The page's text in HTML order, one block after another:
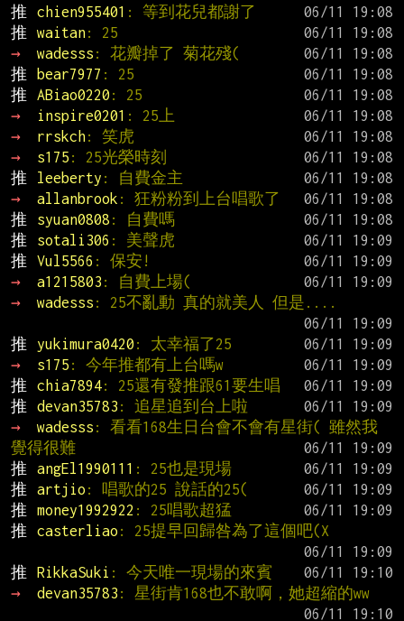
推
chien955401 : 等到花兒都謝了
推
waitan: 25
→
wadesss : 花瓣掉了 菊花殘(
推
bear7977 : 25
推
ABiao0220 : 25
→
inspire0201 : 25上
→
rrskch: 笑虎
→
s175 : 25光榮時刻
推
leeberty : 自費金主
→
allanbrook : 狂粉粉到上台唱歌了
推
syuan0808 : 自費嗎
推
sotali306 : 美聲虎
推
Vul5566 : 保安!
→
a1215803 : 自費上場(
→
wadesss : 25不亂動 真的就美人 但是....
推
yukimura0420 : 太幸福了25
→
s175 : 今年推都有上台嗎w
推
chia7894: 25還有發推跟61要生唱
推
devan35783 : 追星追到台上啦
→
wadesss : 看看168生日台會不會有星街( 雖然我
覺得很難
推
angEl1990111 : 25也是現場
推
artjio : 唱歌的25 說話的25(
推
money1992922 : 25唱歌超猛
推
casterliao : 25提早回歸咎為了這個吧(X
推
RikkaSuki : 今天唯一現場的來賓
→
devan35783 : 星街肯168也不敢啊，她超縮的ww